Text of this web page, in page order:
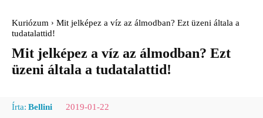
Kuriózum
Mit jelképez a víz az álmodban? Ezt üzeni általa a
tudatalattid!
Mit jelképez a víz az álmodban? Ezt
üzeni általa a tudatalattid!
Írta: Bellini 2019-01-22